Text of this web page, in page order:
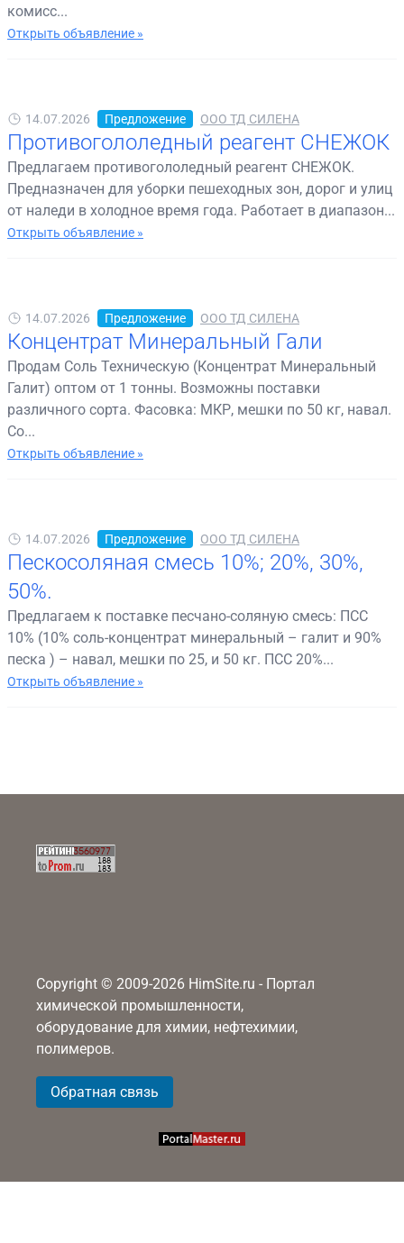
комисс...
Открыть объявление »
14.07.2026 Предложение ООО ТД СИЛЕНА
Противогололедный реагент СНЕЖОК
Предлагаем противогололедный реагент СНЕЖОК.
Предназначен для уборки пешеходных зон, дорог и улиц
от наледи в холодное время года. Работает в диапазон...
Открыть объявление »
14.07.2026 Предложение ООО ТД СИЛЕНА
Концентрат Минеральный Гали
Продам Соль Техническую (Концентрат Минеральный
Галит) оптом от 1 тонны. Возможны поставки
различного сорта. Фасовка: МКР, мешки по 50 кг, навал.
Со...
Открыть объявление »
14.07.2026 Предложение ООО ТД СИЛЕНА
Пескосоляная смесь 10%; 20%, 30%,
50%.
Предлагаем к поставке песчано-соляную смесь: ПСС
10% (10% соль-концентрат минеральный – галит и 90%
песка ) – навал, мешки по 25, и 50 кг. ПСС 20%...
Открыть объявление »
Copyright © 2009-2026 HimSite.ru - Портал
химической промышленности,
оборудование для химии, нефтехимии,
полимеров.
Обратная связь